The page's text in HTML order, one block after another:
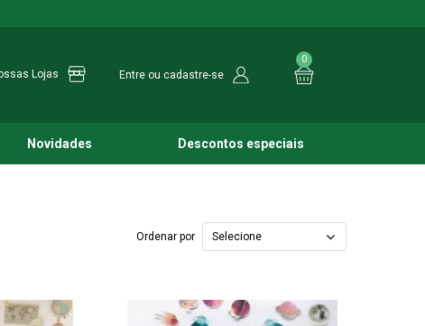
Lojas Entre ou cadastre-se
0
Novidades Descontos especiais
Ordenar por Selecione